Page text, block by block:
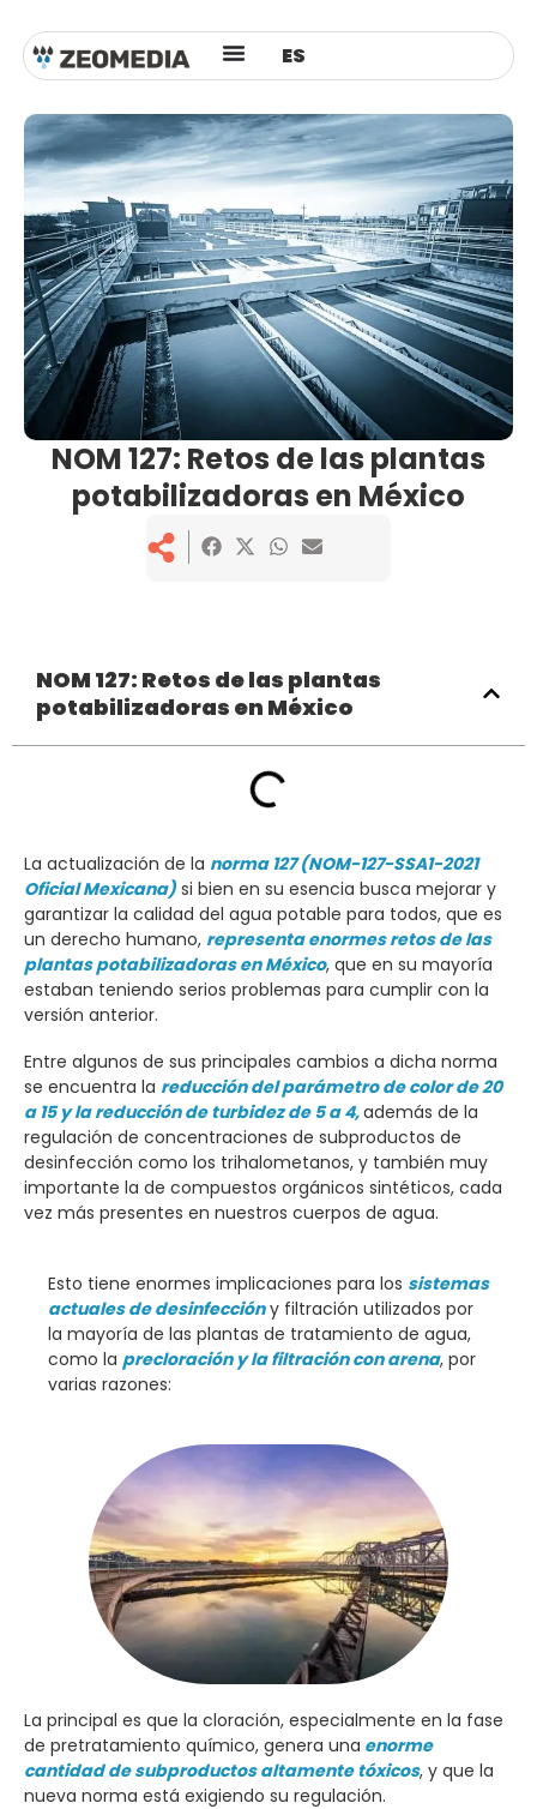
ES
EN
AR
NOM 127: Retos de las plantas
potabilizadoras en México
NOM 127: Retos de las plantas
potabilizadoras en México
La actualización de la norma 127 (NOM-127-SSA1-2021
Oficial Mexicana) si bien en su esencia busca mejorar y
garantizar la calidad del agua potable para todos, que es
un derecho humano, representa enormes retos de las
plantas potabilizadoras en México, que en su mayoría
estaban teniendo serios problemas para cumplir con la
versión anterior.
Entre algunos de sus principales cambios a dicha norma
se encuentra la reducción del parámetro de color de 20
a 15 y la reducción de turbidez de 5 a 4,además de la
regulación de concentraciones de subproductos de
desinfección como los trihalometanos, y también muy
importante la de compuestos orgánicos sintéticos, cada
vez más presentes en nuestros cuerpos de agua.
Esto tiene enormes implicaciones para los sistemas
actuales de desinfeccióny filtración utilizados por
la mayoría de las plantas de tratamiento de agua,
como la precloración y la filtración con arena, por
varias razones:
La principal es que la cloración, especialmente en la fase
de pretratamiento químico, genera una enorme
cantidad de subproductos altamente tóxicos, y que la
nueva norma está exigiendo su regulación.